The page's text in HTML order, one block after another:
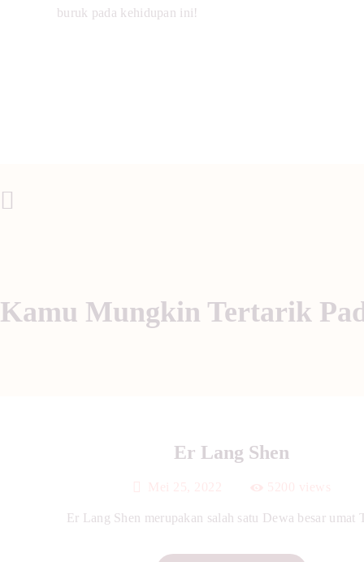
buruk pada kehidupan ini!
Kamu Mungkin Tertarik
Er Lang Shen
Er Lang Shen merupakan salah satu Dewa besar umat